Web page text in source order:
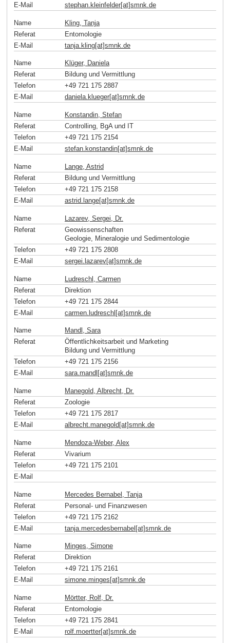
E-Mail
stephan.kleinfelder[at]smnk de
Name
Kling, Tanja
Referat
Entomologie
E-Mail
tanja.kling[at]smnk de
Name
Klüger, Daniela
Referat
Bildung und Vermittlung
Telefon
+49 721 175 2887
E-Mail
daniela.klueger[at]smnk.de
Name
Konstandin, Stefan
Referat
Controlling, BgA und IT
Telefon
+49 721 175 2154
E-Mail
stefan.konstandin[at]smnk.de
Name
Lange, Astrid
Referat
Bildung und Vermittlung
Telefon
+49 721 175 2158
E-Mail
astrid.lange[at]smnk de
Name
Lazarev, Sergei, Dr.
Referat
Geowissenschaften
Geologie, Mineralogie und Sedimentologie
Telefon
+49 721 175 2808
E-Mail
sergei.lazarev[at]smnk de
Name
Ludreschl, Carmen
Referat
Direktion
Telefon
+49 721 175 2844
E-Mail
carmen.ludreschl[at]smnk de
Name
Mandl, Sara
Referat
Öffentlichkeitsarbeit und Marketing
Bildung und Vermittlung
Telefon
+49 721 175 2156
E-Mail
sara.mandl[at]smnk.de
Name
Manegold, Albrecht, Dr.
Referat
Zoologie
Telefon
+49 721 175 2817
E-Mail
albrecht.manegold[at]smnk.de
Name
Mendoza-Weber, Alex
Referat
Vivarium
Telefon
+49 721 175 2101
E-Mail
Name
Mercedes Bernabel, Tanja
Referat
Personal- und Finanzwesen
Telefon
+49 721 175 2162
E-Mail
tanja.mercedesbernabel[at]smnk de
Name
Minges, Simone
Referat
Direktion
Telefon
+49 721 175 2161
E-Mail
simone.minges[at]smnk.de
Name
Mörtter, Rolf, Dr.
Referat
Entomologie
Telefon
+49 721 175 2841
E-Mail
rolf.moertter[at]smnk.de